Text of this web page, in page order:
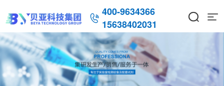
 400-9634366
15638402031
 